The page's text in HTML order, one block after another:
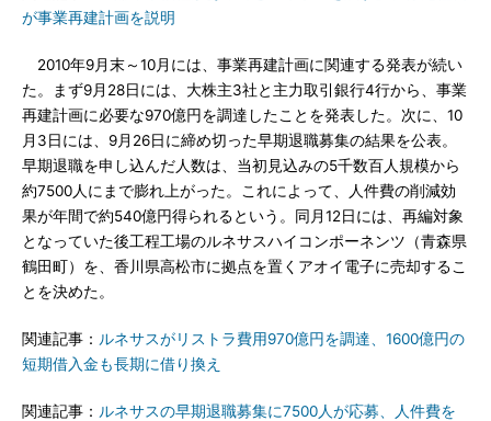
が事業再建計画を説明
2010年9月末～10月には、事業再建計画に関連する発表が続い
た。まず9月28日には、大株主3社と主力取引銀行4行から、事業
再建計画に必要な970億円を調達したことを発表した。次に、10
月3日には、9月26日に締め切った早期退職募集の結果を公表。
早期退職を申し込んだ人数は、当初見込みの5千数百人規模から
約7500人にまで膨れ上がった。これによって、人件費の削減効
果が年間で約540億円得られるという。同月12日には、再編対象
となっていた後工程工場のルネサスハイコンポーネンツ（青森県
鶴田町）を、香川県高松市に拠点を置くアオイ電子に売却するこ
とを決めた。
関連記事： ルネサスがリストラ費用970億円を調達、1600億円の
短期借入金も長期に借り換え
関連記事： ルネサスの早期退職募集に7500人が応募、人件費を